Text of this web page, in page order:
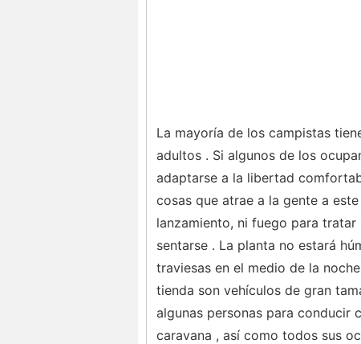
La mayoría de los campistas
adultos . Si algunos de los
adaptarse a la libertad
cosas que atrae a la gente a
lanzamiento, ni fuego para
sentarse . La planta no estará
traviesas en el medio de la
tienda son vehículos de gran
algunas personas para conducir
caravana , así como todos sus